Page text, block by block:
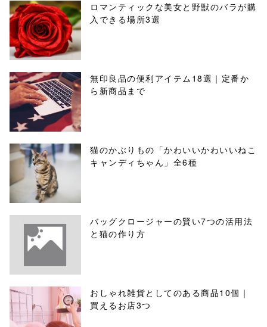
ロマンティックな美女と野獣のバラが購
入できる場所3選
無印良品の便利アイテム18選｜定番か
ら新商品まで
猫のかぶりもの「かわいいかわいいねこ
キャンディちゃん」全6種
バッグクロージャーの賢い7つの活用法
と猫の作り方
おしゃれ雑貨としてのある商品10個｜
買えるお店3つ